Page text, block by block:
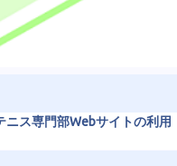
ニス専門部Webサイトの利用